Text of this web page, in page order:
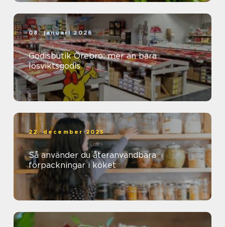
08. januari 2026
Godisbutik Örebro: mer än bara
lösviktsgodis
22. december 2025
Så använder du återanvändbara
förpackningar i köket